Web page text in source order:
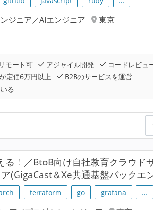
ジニア／AIエンジニア
東京
モート可 アジャイル開発
コードレビュ
定価6万円以上
B2Bのサービスを運営
る
る！／BtoB向け自社教育クラウド
(GigaCast＆Xe共通基盤バックエ
terraform go grafana …